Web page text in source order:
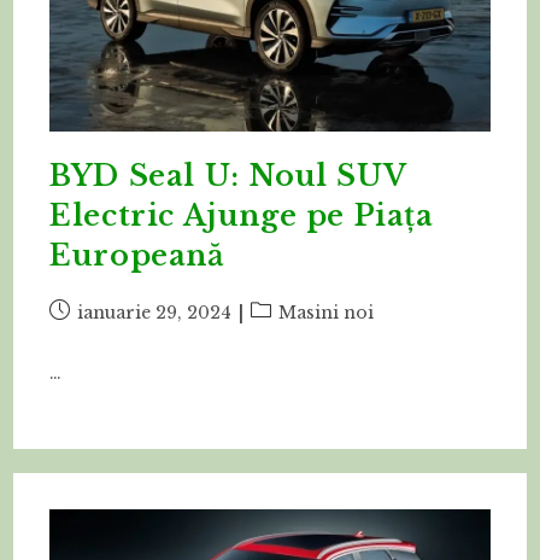
BYD Seal U: Noul SUV
Electric Ajunge pe Piața
Europeană
Postianuarie 29, 2024
PostMasini noi
…